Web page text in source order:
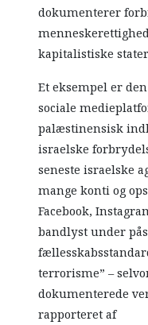
dokumenterer
kapitalistiske
Et eksempel er
sociale
palæstinensisk
israelske
seneste israelske
mange konti og
Facebook,
bandlyst under
terrorisme” –
dokumenterede
rapporteret af